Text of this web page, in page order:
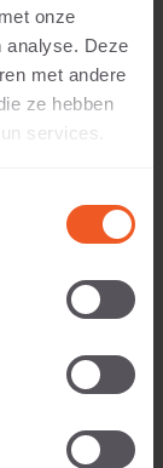
onze
analyse. Deze
met andere
ze hebben
services.